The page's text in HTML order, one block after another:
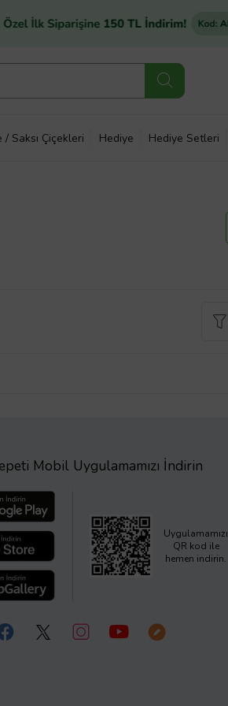
/ Saksı Çiçekleri Hediye Hediye Setleri
Mobil Uygulamamızı İndirin
Uygulamamızı
QR kod ile
hemen indirin.